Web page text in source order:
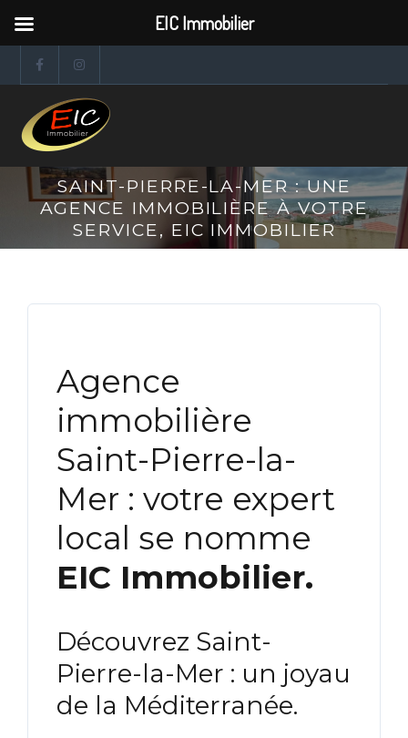
SAINT-PIERRE-LA-MER : UNE
AGENCE IMMOBILIÈRE À VOTRE
SERVICE, EIC IMMOBILIER
Agence
immobilière
Saint-Pierre-la-
Mer : votre expert
local se nomme
EIC Immobilier.
Découvrez Saint-
Pierre-la-Mer : un joyau
de la Méditerranée.
EIC Immobilier